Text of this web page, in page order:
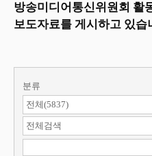
방송미디어통신위원회 활
보도자료를 게시하고 있습
분류
검색 항목 선택